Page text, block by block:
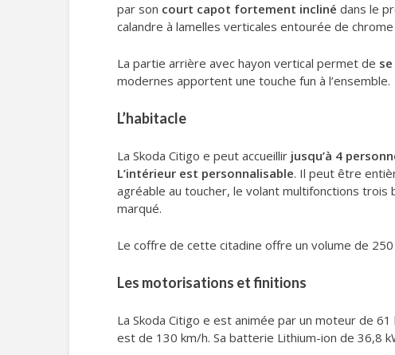
par son court capot fortement incliné dans le
calandre à lamelles verticales entourée de
La partie arrière avec hayon vertical permet de
modernes apportent une touche fun à l’ensemble.
L’habitacle
La Skoda Citigo e peut accueillir jusqu’à 4
L’intérieur est personnalisable. Il peut être
agréable au toucher, le volant multifonctions trois
marqué.
Le coffre de cette citadine offre un volume de
Les motorisations et finitions
La Skoda Citigo e est animée par un moteur de
est de 130 km/h. Sa batterie Lithium-ion de 36,8